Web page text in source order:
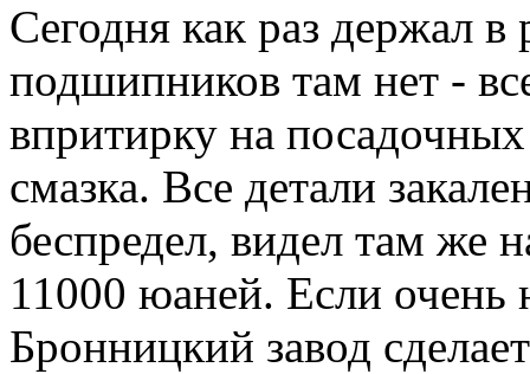
Сегодня как раз держал в
подшипников там нет -
впритирку на посадочных
смазка. Все детали
беспредел, видел там же
11000 юаней. Если очень
Бронницкий завод